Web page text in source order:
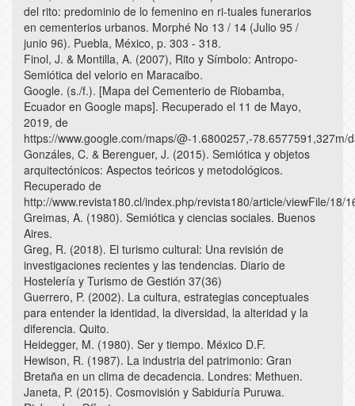
del rito: predominio de lo femenino en ri-tuales funerarios
en cementerios urbanos. Morphé No 13 / 14 (Julio 95 /
junio 96). Puebla, México, p. 303 - 318.
Finol, J. & Montilla, A. (2007), Rito y Símbolo: Antropo-
Semiótica del velorio en Maracaibo.
Google. (s./f.). [Mapa del Cementerio de Riobamba,
Ecuador en Google maps]. Recuperado el 11 de Mayo,
2019, de
https://www.google.com/maps/@-1.6800257,-78.6577591,327m/
Gonzáles, C. & Berenguer, J. (2015). Semiótica y objetos
arquitectónicos: Aspectos teóricos y metodológicos.
Recuperado de
http://www.revista180.cl/index.php/revista180/article/viewFile/18/
Greimas, A. (1980). Semiótica y ciencias sociales. Buenos
Aires.
Greg, R. (2018). El turismo cultural: Una revisión de
investigaciones recientes y las tendencias. Diario de
Hostelería y Turismo de Gestión 37(36)
Guerrero, P. (2002). La cultura, estrategias conceptuales
para entender la identidad, la diversidad, la alteridad y la
diferencia. Quito.
Heidegger, M. (1980). Ser y tiempo. México D.F.
Hewison, R. (1987). La industria del patrimonio: Gran
Bretaña en un clima de decadencia. Londres: Methuen.
Janeta, P. (2015). Cosmovisión y Sabiduría Puruwa.